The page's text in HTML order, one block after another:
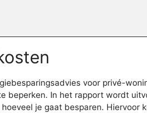
voor privé-
beperken. In het rapport wordt
je gaat besparen. Hiervoor